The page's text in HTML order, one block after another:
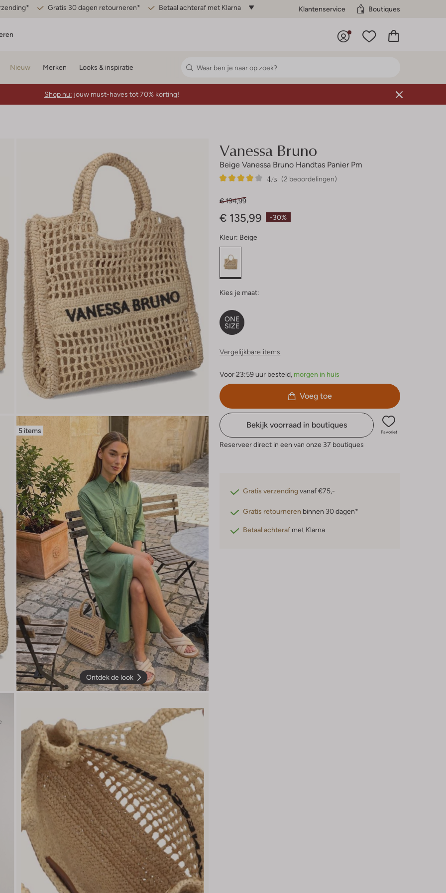
Gratis 30 dagen retourneren* Betaal achteraf met Klarna Klantenservice Boutiques
Nieuw Merken Looks & inspiratie
Shop nu: jouw must-haves tot 70% korting!
5 items
Ontdek de look
Vanessa Bruno
Beige Vanessa Bruno Handtas Panier Pm
(2 beoordelingen)
4/5
2
4
-30%
€ 194,99
€ 135,99
Kleur: Beige
Kies je maat:
ONE
SIZE
Vergelijkbare items
Voor 23:59 uur besteld, morgen in huis
Voeg toe
Bekijk voorraad in boutiques
Favoriet
Reserveer direct in een van onze 37 boutiques
Gratis verzendingvanaf €75,-
Gratis retourneren binnen 30 dagen*
Betaal achteraf met Klarna